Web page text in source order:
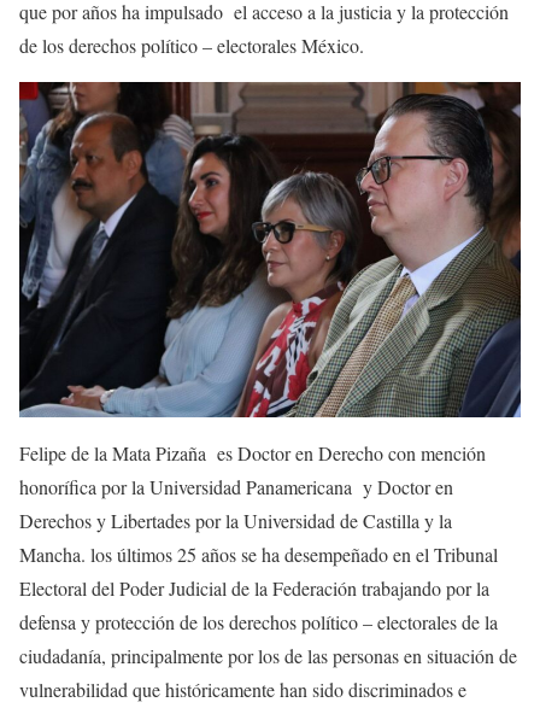
que por años ha impulsado el acceso a la justicia y la protección
de los derechos político – electorales México.
Felipe de la Mata Pizaña es Doctor en Derecho con mención
honorífica por la Universidad Panamericana y Doctor en
Derechos y Libertades por la Universidad de Castilla y la
Mancha. los últimos 25 años se ha desempeñado en el Tribunal
Electoral del Poder Judicial de la Federación trabajando por la
defensa y protección de los derechos político – electorales de la
ciudadanía, principalmente por los de las personas en situación de
vulnerabilidad que históricamente han sido discriminados e